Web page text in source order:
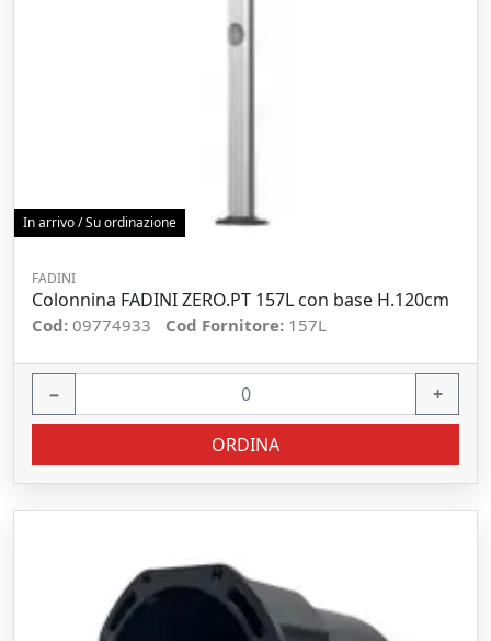
In arrivo / Su ordinazione
FADINI
Colonnina FADINI ZERO.PT 157L con base H.120cm
Cod: 09774933 Cod Fornitore: 157L
− +
ORDINA